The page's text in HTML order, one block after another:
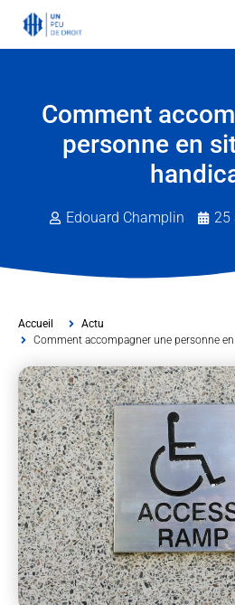
Comment
personne en
Edouard Champlin 25
Accueil
Actu
Comment accompagner une personne